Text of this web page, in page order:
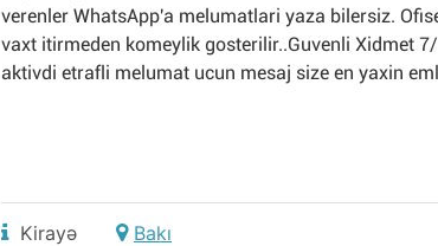
verenler WhatsApp'a melumatlari yaza bilersiz.
vaxt itirmeden komeylik gosterilir..Guvenli Xidmet
aktivdi etrafli melumat ucun mesaj size en yaxin
Kirayə Bakı